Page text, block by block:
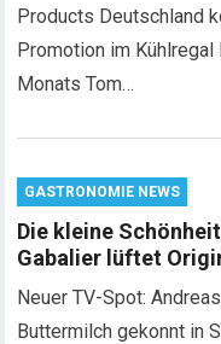
Products Deutschland
Promotion im
Monats Tom…
GASTRONOMIE NEWS
Die kleine
Gabalier lüftet
Neuer TV-Spot:
Buttermilch gekonnt in